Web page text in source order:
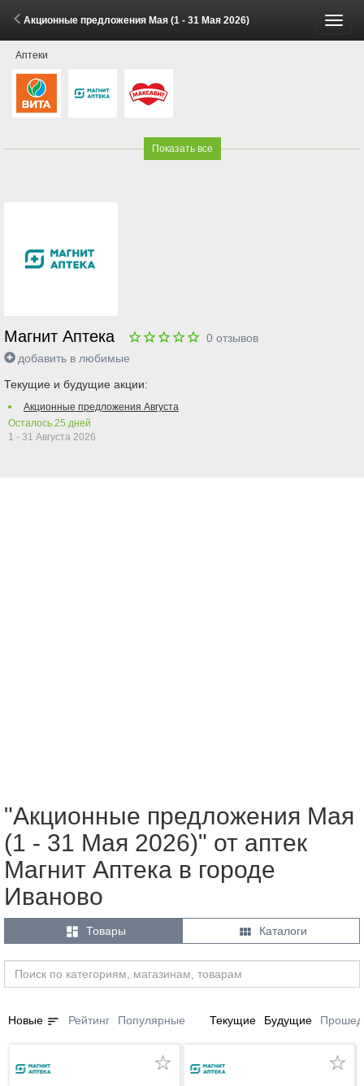
Акционные предложения Мая (1 - 31 Мая 2026)
Аптеки
Показать все
Магнит Аптека 0 отзывов
добавить в любимые
Текущие и будущие акции:
Акционные предложения Августа
Осталось 25 дней
1 - 31 Августа 2026
"Акционные предложения Мая
(1 - 31 Мая 2026)" от аптек
Магнит Аптека в городе
Иваново
 Товары  Каталоги
Новые sort Рейтинг Популярные Текущие Будущие